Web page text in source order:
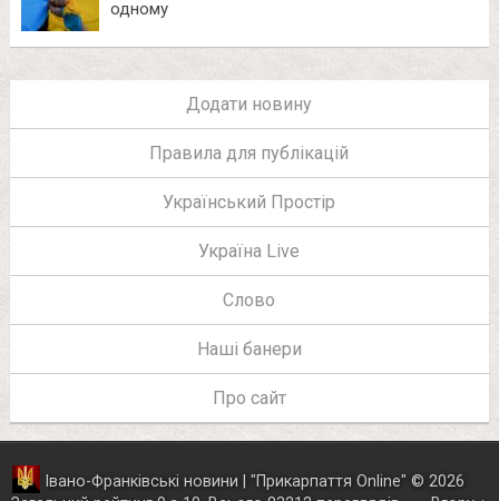
одному
Додати новину
Правила для публікацій
Український Простір
Україна Live
Слово
Наші банери
Про сайт
Івано-Франківські новини | "Прикарпаття Online" © 2026